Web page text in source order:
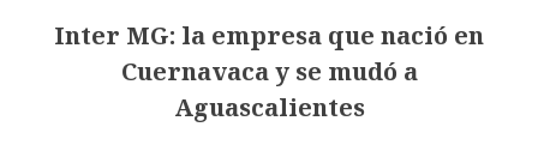
Inter MG: la empresa que nació en
Cuernavaca y se mudó a
Aguascalientes